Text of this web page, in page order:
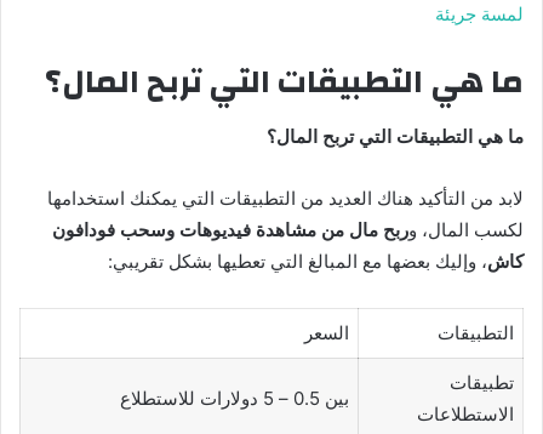
لمسة جريئة
ما هي التطبيقات التي تربح المال؟
ما هي التطبيقات التي تربح المال؟
لابد من التأكيد هناك العديد من التطبيقات التي يمكنك استخدامها
لكسب المال، وربح مال من مشاهدة فيديوهات وسحب فودافون
كاش، وإليك بعضها مع المبالغ التي تعطيها بشكل تقريبي:
التطبيقات السعر
تطبيقات
الاستطلاعات
بين 0.5 – 5 دولارات للاستطلاع